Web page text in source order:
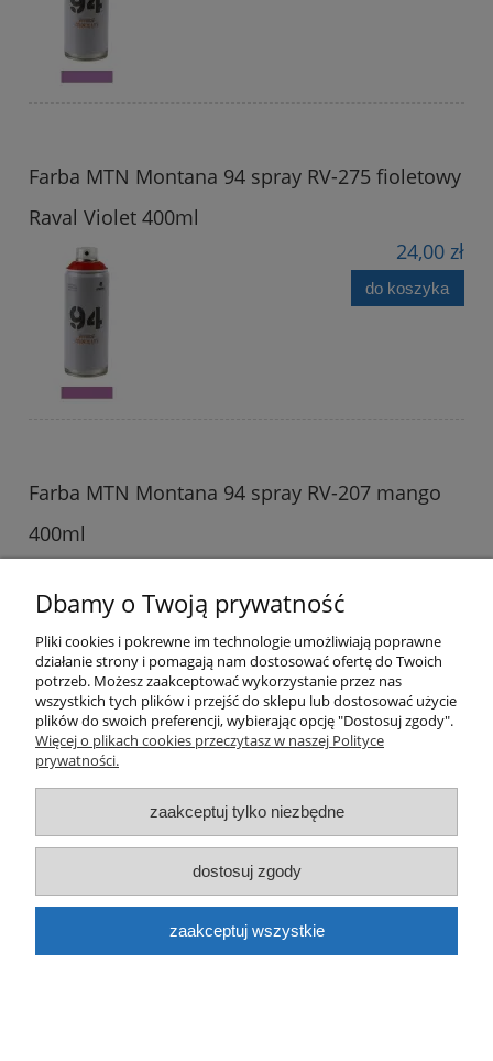
Farba MTN Montana 94 spray RV-275 fioletowy
Raval Violet 400ml
24,00 zł
do koszyka
Farba MTN Montana 94 spray RV-207 mango
400ml
24,00 zł
Farba MTN Montana 94 spray RV-195 fioletowy
Shiva Violet 400ml
Dbamy o Twoją prywatność
Pliki cookies i pokrewne im technologie umożliwiają poprawne
działanie strony i pomagają nam dostosować ofertę do Twoich
potrzeb. Możesz zaakceptować wykorzystanie przez nas
wszystkich tych plików i przejść do sklepu lub dostosować użycie
plików do swoich preferencji, wybierając opcję "Dostosuj zgody".
Więcej o plikach cookies przeczytasz w naszej Polityce
prywatności.
zaakceptuj tylko niezbędne
dostosuj zgody
zaakceptuj wszystkie